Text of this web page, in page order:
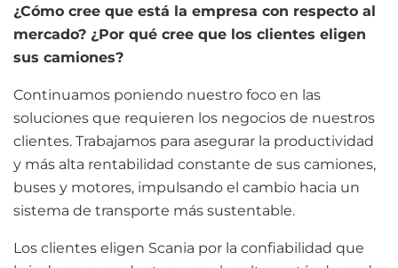
¿Cómo cree que está la empresa con respecto al
mercado? ¿Por qué cree que los clientes eligen
sus camiones?
Continuamos poniendo nuestro foco en las
soluciones que requieren los negocios de nuestros
clientes. Trabajamos para asegurar la productividad
y más alta rentabilidad constante de sus camiones,
buses y motores, impulsando el cambio hacia un
sistema de transporte más sustentable.
Los clientes eligen Scania por la confiabilidad que